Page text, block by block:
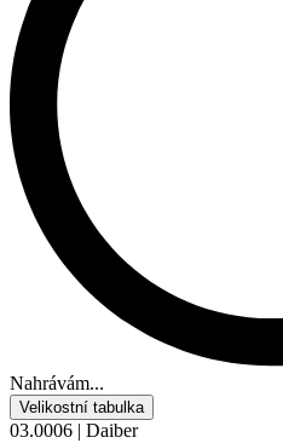
Nahrávám...
Velikostní tabulka
03.0006 | Daiber